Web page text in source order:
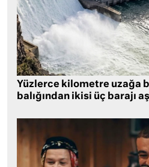
Yüzlerce kilometre uzağa
balığından ikisi üç barajı